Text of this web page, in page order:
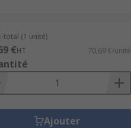
total (1 unité)
€HT 70,69 €/unité
Ajouter